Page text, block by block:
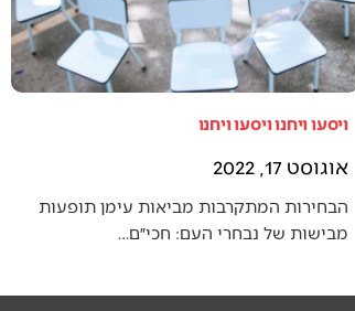
ויסעו ויחנו ויסעו ויחנו
אוגוסט 17, 2022
הבחירות המתקרבות מביאות עימן תופעות
מבישות של נבחרי העם: חכי״ם…